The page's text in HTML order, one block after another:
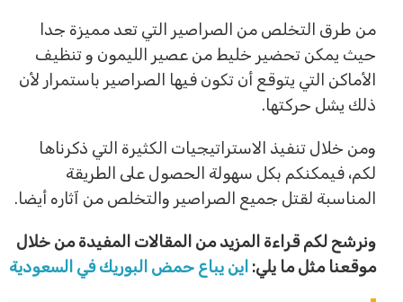
من طرق التخلص من الصراصير التي تعد مميزة جدا
حيث يمكن تحضير خليط من عصير الليمون و تنظيف
الأماكن التي يتوقع أن تكون فيها الصراصير باستمرار لأن
ذلك يشل حركتها.
ومن خلال تنفيذ الاستراتيجيات الكثيرة التي ذكرناها
لكم، فيمكنكم بكل سهولة الحصول على الطريقة
المناسبة لقتل جميع الصراصير والتخلص من آثاره أيضا.
ونرشح لكم قراءة المزيد من المقالات المفيدة من خلال
موقعنا مثل ما يلي:اين يباع حمض البوريك في السعودية